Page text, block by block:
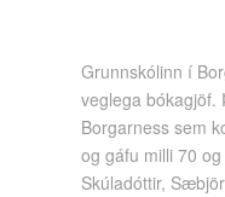
Grunnskólinn í
veglega bókagjöf.
Borgarness sem
og gáfu milli 70
Skúladóttir,